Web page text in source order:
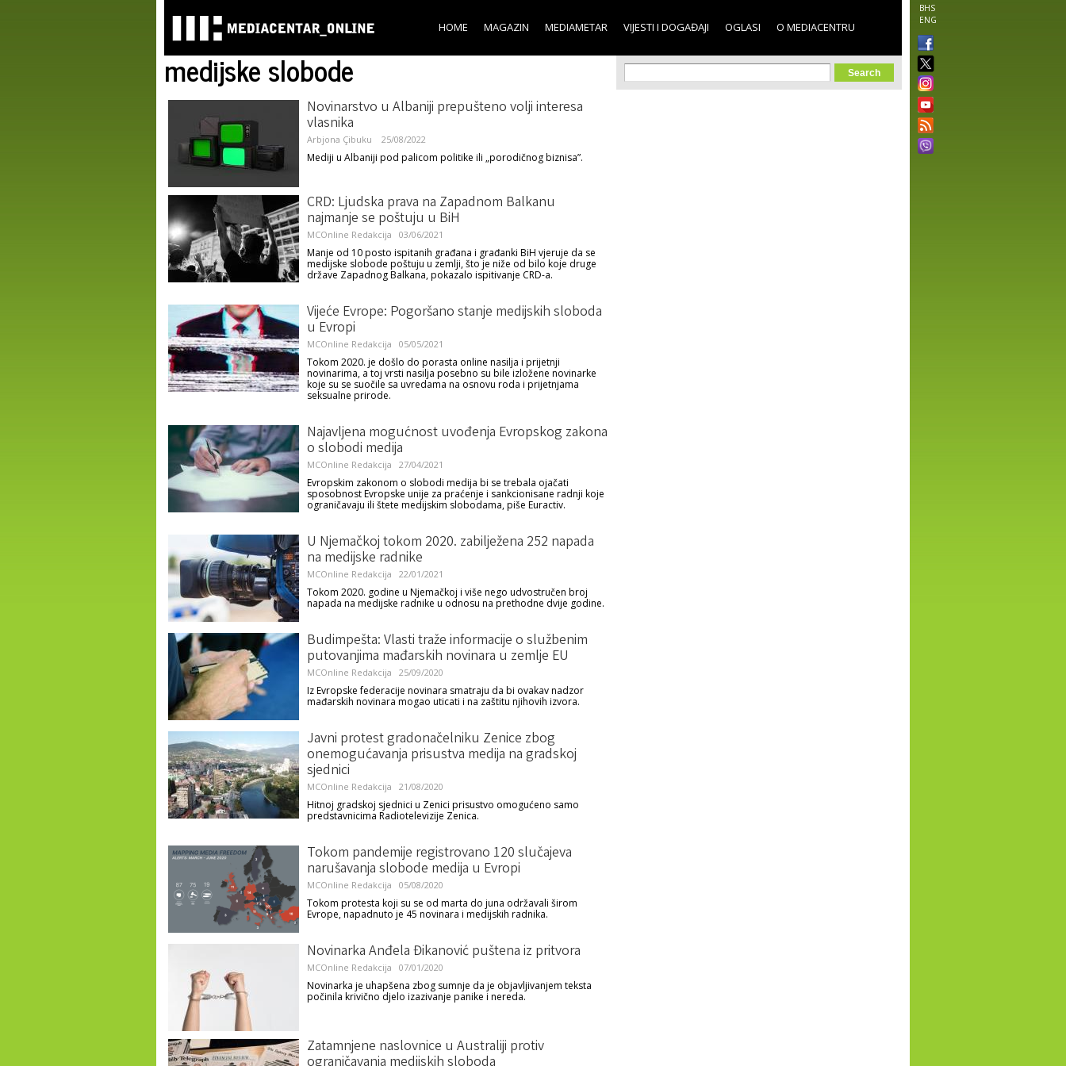
main
content
BHS
ENG
HOME MAGAZIN MEDIAMETAR VIJESTI I DOGAĐAJI OGLASI O MEDIACENTRU
medijske slobode
Novinarstvo u Albaniji prepušteno volji interesa
vlasnika
Arbjona Çibuku 25/08/2022
Mediji u Albaniji pod palicom politike ili „porodičnog biznisa”.
CRD: Ljudska prava na Zapadnom Balkanu
najmanje se poštuju u BiH
MCOnline Redakcija 03/06/2021
Manje od 10 posto ispitanih građana i građanki BiH vjeruje da se
medijske slobode poštuju u zemlji, što je niže od bilo koje druge
države Zapadnog Balkana, pokazalo ispitivanje CRD-a.
Vijeće Evrope: Pogoršano stanje medijskih sloboda
u Evropi
MCOnline Redakcija 05/05/2021
Tokom 2020. je došlo do porasta online nasilja i prijetnji
novinarima, a toj vrsti nasilja posebno su bile izložene novinarke
koje su se suočile sa uvredama na osnovu roda i prijetnjama
seksualne prirode.
Najavljena mogućnost uvođenja Evropskog zakona
o slobodi medija
MCOnline Redakcija 27/04/2021
Evropskim zakonom o slobodi medija bi se trebala ojačati
sposobnost Evropske unije za praćenje i sankcionisane radnji koje
ograničavaju ili štete medijskim slobodama, piše Euractiv.
U Njemačkoj tokom 2020. zabilježena 252 napada
na medijske radnike
MCOnline Redakcija 22/01/2021
Tokom 2020. godine u Njemačkoj i više nego udvostručen broj
napada na medijske radnike u odnosu na prethodne dvije godine.
Budimpešta: Vlasti traže informacije o službenim
putovanjima mađarskih novinara u zemlje EU
MCOnline Redakcija 25/09/2020
Iz Evropske federacije novinara smatraju da bi ovakav nadzor
mađarskih novinara mogao uticati i na zaštitu njihovih izvora.
Javni protest gradonačelniku Zenice zbog
onemogućavanja prisustva medija na gradskoj
sjednici
MCOnline Redakcija 21/08/2020
Hitnoj gradskoj sjednici u Zenici prisustvo omogućeno samo
predstavnicima Radiotelevizije Zenica.
Tokom pandemije registrovano 120 slučajeva
narušavanja slobode medija u Evropi
MCOnline Redakcija 05/08/2020
Tokom protesta koji su se od marta do juna održavali širom
Evrope, napadnuto je 45 novinara i medijskih radnika.
Novinarka Anđela Đikanović puštena iz pritvora
MCOnline Redakcija 07/01/2020
Novinarka je uhapšena zbog sumnje da je objavljivanjem teksta
počinila krivično djelo izazivanje panike i nereda.
Zatamnjene naslovnice u Australiji protiv
Search form
Search